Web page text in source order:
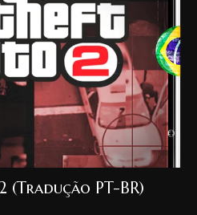
PT-BR)